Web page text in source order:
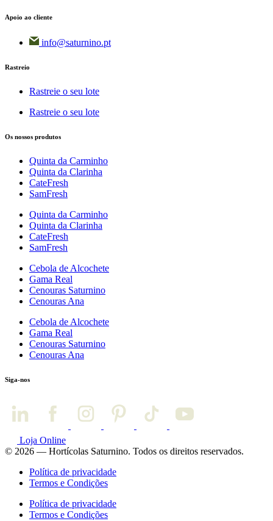
Apoio ao cliente
info@saturnino.pt
Rastreio
Rastreie o seu lote
Rastreie o seu lote
Os nossos produtos
Quinta da Carminho
Quinta da Clarinha
CateFresh
SamFresh
Quinta da Carminho
Quinta da Clarinha
CateFresh
SamFresh
Cebola de Alcochete
Gama Real
Cenouras Saturnino
Cenouras Ana
Cebola de Alcochete
Gama Real
Cenouras Saturnino
Cenouras Ana
Siga-nos
Loja Online
© 2026 — Hortícolas Saturnino. Todos os direitos reservados.
Política de privacidade
Termos e Condições
Política de privacidade
Termos e Condições